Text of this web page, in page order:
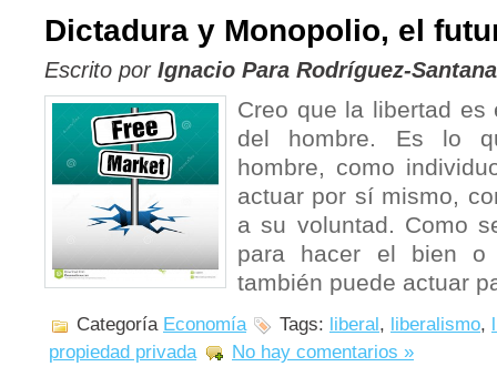
Dictadura y Monopolio, el
Escrito por Ignacio Para Rodríguez-Santana
Creo que la libertad es
del hombre. Es lo
hombre, como
actuar por sí mismo,
a su voluntad. Como
para hacer el bien
también puede actuar
Categoría Economía Tags: liberal, liberalismo,
propiedad privada
No hay comentarios »